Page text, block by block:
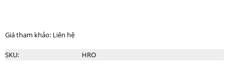
Giá tham khảo: Liên hệ
SKU: HRO